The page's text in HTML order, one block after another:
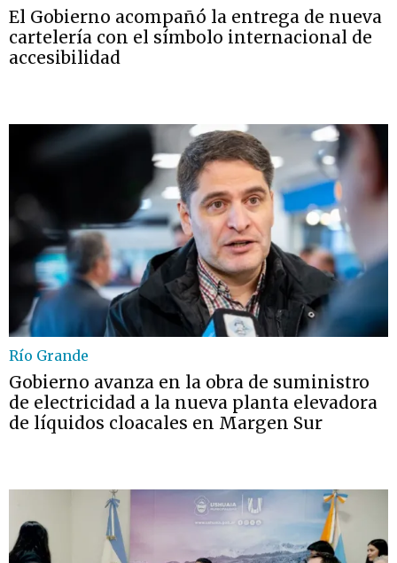
El Gobierno acompañó la entrega de nueva
cartelería con el símbolo internacional de
accesibilidad
Río Grande
Gobierno avanza en la obra de suministro
de electricidad a la nueva planta elevadora
de líquidos cloacales en Margen Sur